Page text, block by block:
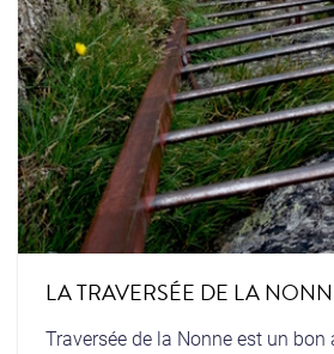
LA TRAVERSÉE DE LA
Traversée de la Nonne est un bon